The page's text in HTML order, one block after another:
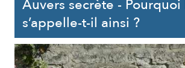
Auvers secrète - Pourquoi
s’appelle-t-il ainsi ?